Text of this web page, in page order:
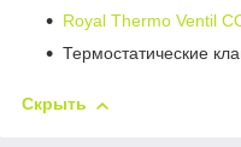
Royal Thermo Ventil
Термостатические
Скрыть